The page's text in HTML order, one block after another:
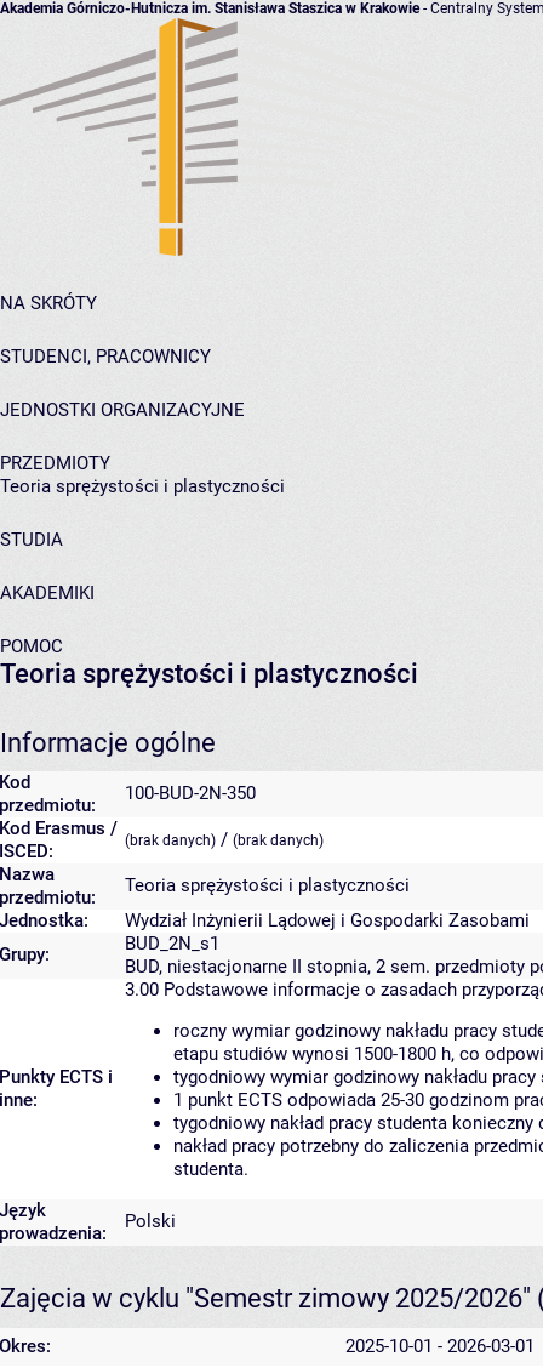
Akademia Górniczo-Hutnicza im. Stanisława Staszica w Krakowie- Centralny
NA SKRÓTY
STUDENCI, PRACOWNICY
JEDNOSTKI ORGANIZACYJNE
PRZEDMIOTY
Teoria sprężystości i plastyczności
STUDIA
AKADEMIKI
POMOC
Teoria sprężystości i plastyczności
Informacje ogólne
Kod
przedmiotu:
100-BUD-2N-350
Kod Erasmus /
ISCED:
(brak danych) / (brak danych)
Nazwa
przedmiotu:
Teoria sprężystości i plastyczności
Jednostka:
Wydział Inżynierii Lądowej i Gospodarki Zasobami
Grupy:
BUD_2N_s1
BUD, niestacjonarne II stopnia, 2 sem. przedmioty
Punkty ECTS i
inne:
3.00 Podstawowe informacje o zasadach
roczny wymiar godzinowy nakładu pracy
etapu studiów wynosi 1500-1800 h, co
tygodniowy wymiar godzinowy nakładu
1 punkt ECTS odpowiada 25-30 godzinom
tygodniowy nakład pracy studenta
nakład pracy potrzebny do zaliczenia
studenta.
Język
prowadzenia:
Polski
Zajęcia w cyklu "Semestr zimowy 2025/2026"
Okres: 2025-10-01 - 2026-03-01